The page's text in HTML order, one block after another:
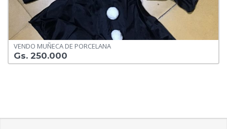
VENDO MUÑECA DE PORCELANA
Gs. 250.000